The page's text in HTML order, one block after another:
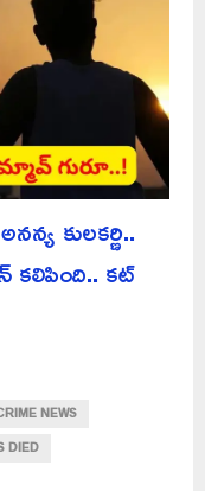
కులకర్ణి..
కలిపింది.. కట్
NEWS
DIED